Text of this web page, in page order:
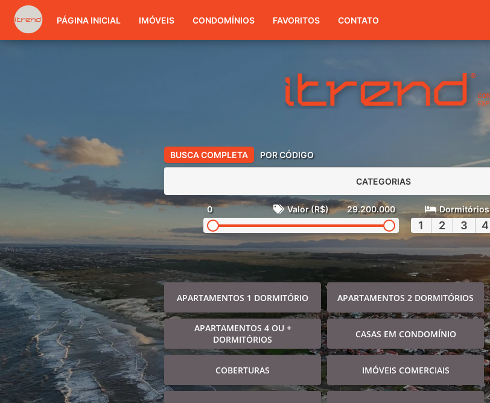
(51) 3416-7300
PÁGINA INICIAL IMÓVEIS CONDOMÍNIOS FAVORITOS CONTATO
BUSCA COMPLETA POR CÓDIGO
CATEGORIAS
0 Valor (R$) 29.200.000 Dormitórios
1 2 3 4
APARTAMENTOS 1 DORMITÓRIO APARTAMENTOS 2 DORMITÓRIOS
APARTAMENTOS 4 OU +
DORMITÓRIOS
CASAS EM CONDOMÍNIO
COBERTURAS IMÓVEIS COMERCIAIS